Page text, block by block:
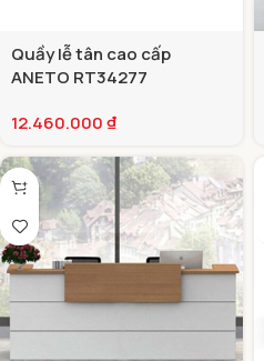
Quầy lễ tân cao cấp
ANETO RT34277
12.460.000₫